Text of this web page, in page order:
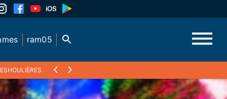
ram05